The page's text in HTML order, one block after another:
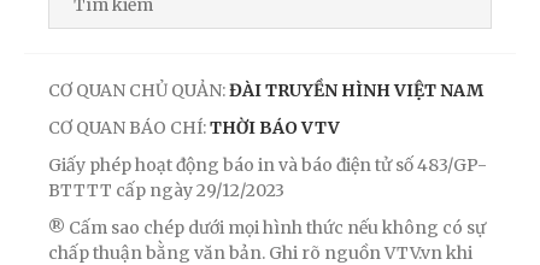
CƠ QUAN CHỦ QUẢN:ĐÀI TRUYỀN HÌNH VIỆT NAM
CƠ QUAN BÁO CHÍ:THỜI BÁO VTV
Giấy phép hoạt động báo in và báo điện tử số 483/GP-
BTTTT cấp ngày 29/12/2023
® Cấm sao chép dưới mọi hình thức nếu không có sự
chấp thuận bằng văn bản. Ghi rõ nguồn VTV.vn khi